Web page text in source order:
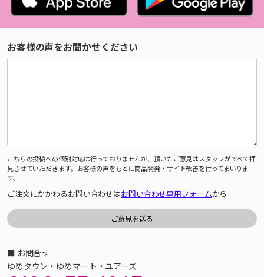
お客様の声をお聞かせください
こちらの投稿への個別対応は行っておりませんが、頂いたご意見はスタッフがすべて拝
見させていただきます。お客様の声をもとに商品開発・サイト改善を行ってまいりま
す。
ご注文にかかわるお問い合わせはお問い合わせ専用フォームから
■ お問合せ
ゆめタウン・ゆめマート・ユアーズ